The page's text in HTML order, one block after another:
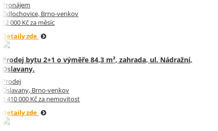
Pronájem
Židlochovice, Brno-venkov
12 000 Kč za měsíc
Detaily zde
Prodej bytu 2+1 o výměře 84,3 m², zahrada, ul. Nádražní,
Oslavany.
Prodej
Oslavany, Brno-venkov
5 410 000 Kč za nemovitost
Detaily zde